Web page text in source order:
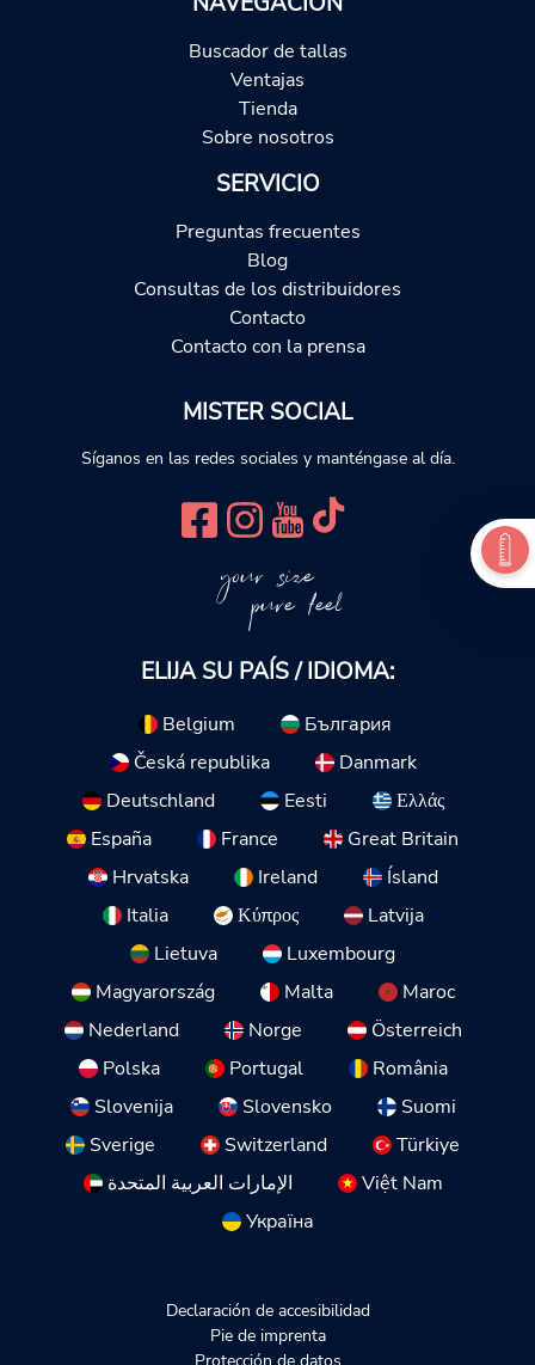
Buscador de tallas
Ventajas
Tienda
Sobre nosotros
SERVICIO
Preguntas frecuentes
Blog
Consultas de los distribuidores
Contacto
Contacto con la prensa
MISTER SOCIAL
Síganos en las redes sociales y manténgase al día.
your size
pure feel
ELIJA SU PAÍS / IDIOMA:
Belgium
България
Česká republika
Danmark
Deutschland
Eesti
Ελλάς
España
France
Great Britain
Hrvatska
Ireland
Ísland
Italia
Κύπρος
Latvija
Lietuva
Luxembourg
Magyarország
Malta
Maroc
Nederland
Norge
Österreich
Polska
Portugal
România
Slovenija
Slovensko
Suomi
Sverige
Switzerland
Türkiye
الإمارات العربية المتحدة
Việt Nam
Україна
Declaración de accesibilidad
Pie de imprenta